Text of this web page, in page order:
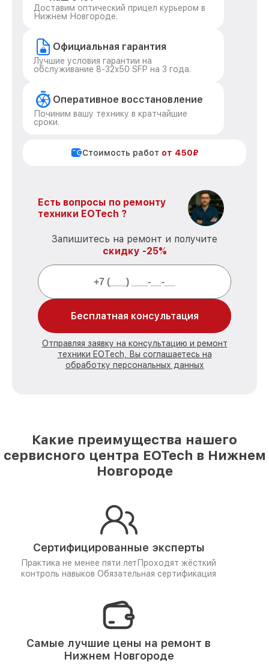
Доставим оптический прицел курьером в
Нижнем Новгороде.
Официальная гарантия
Лучшие условия гарантии на
обслуживание 8-32x50 SFP на 3 года.
Оперативное восстановление
Починим вашу технику в кратчайшие
сроки.
Стоимость работ от 450₽
Есть вопросы по ремонту
техники EOTech ?
Запишитесь на ремонт и получите
скидку -25%
Бесплатная консультация
Отправляя заявку на консультацию и ремонт
техники EOTech, Вы соглашаетесь на
обработку персональных данных
Какие преимущества нашего
сервисного центра EOTech в Нижнем
Новгороде
Сертифицированные эксперты
Практика не менее пяти лет Проходят жёсткий
контроль навыков Обязательная сертификация
Самые лучшие цены на ремонт в
Нижнем Новгороде